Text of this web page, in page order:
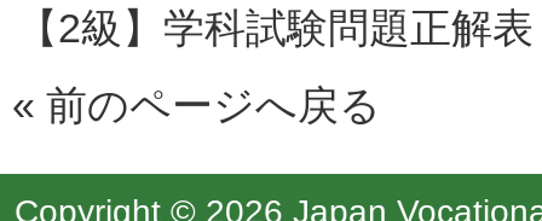
【2級】学科試験問題正解表
« 前のページへ戻る
Copyright © 2026 Japan